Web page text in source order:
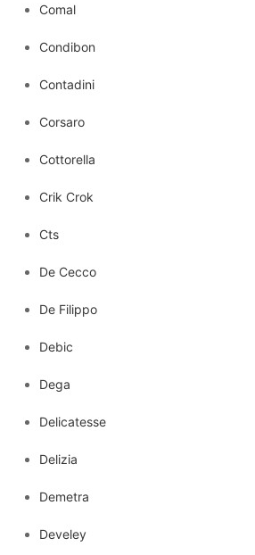
Comal
Condibon
Contadini
Corsaro
Cottorella
Crik Crok
Cts
De Cecco
De Filippo
Debic
Dega
Delicatesse
Delizia
Demetra
Develey